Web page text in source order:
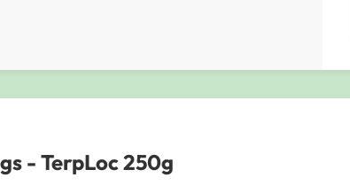
- TerpLoc 250g